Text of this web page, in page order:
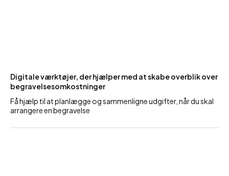
Digitale værktøjer, der hjælper med at skabe overblik over
begravelsesomkostninger
Få hjælp til at planlægge og sammenligne udgifter, når du skal
arrangere en begravelse